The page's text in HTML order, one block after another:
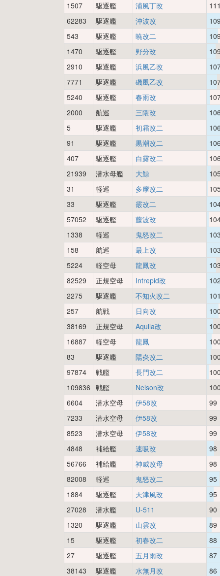
1507
駆逐艦 浦風丁改
62283
駆逐艦 沖波改
543
駆逐艦 暁改二
1470
駆逐艦 野分改
2910
駆逐艦 浜風乙改
7771
駆逐艦 磯風乙改
5240
駆逐艦 春雨改
2000
航巡 三隈改
5
駆逐艦 初霜改二
91
駆逐艦 黒潮改二
407
駆逐艦 白露改二
21939
潜水母艦 大鯨
31
軽巡 多摩改二
33
駆逐艦 霰改二
57052
駆逐艦 藤波改
1338
軽巡 鬼怒改二
158
航巡 最上改
5224
軽空母 龍鳳改
82529
正規空母 Intrepid改
2275
駆逐艦 不知火改二
257
航戦 日向改
38169
正規空母 Aquila改
16887
軽空母 龍鳳
83
駆逐艦 陽炎改二
97874
戦艦 長門改二
109836 戦艦 Nelson改
6604
潜水空母 伊58改
99
7233
潜水空母 伊58改
99
8523
潜水空母 伊58改
99
4848
補給艦 速吸改
98
56766
補給艦 神威改母
98
82008
軽巡 鬼怒改二
95
1884
駆逐艦 天津風改
95
27028
潜水艦 U-511
90
1320
駆逐艦 山雲改
89
15
駆逐艦 初春改二
88
27
駆逐艦 五月雨改
87
38143
駆逐艦 水無月改
86